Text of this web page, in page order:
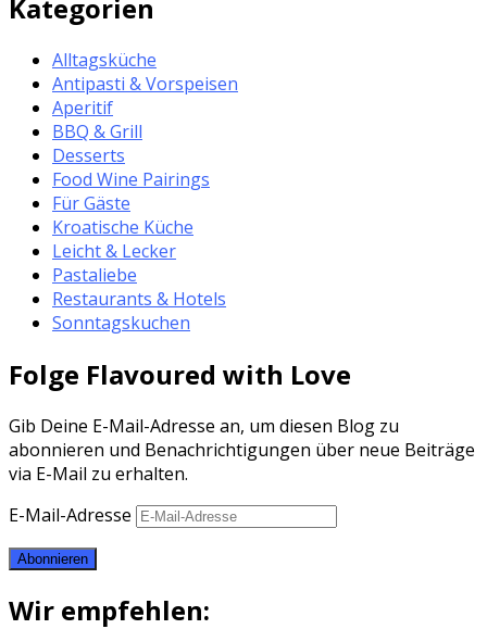
Kategorien
Alltagsküche
Antipasti & Vorspeisen
Aperitif
BBQ & Grill
Desserts
Food Wine Pairings
Für Gäste
Kroatische Küche
Leicht & Lecker
Pastaliebe
Restaurants & Hotels
Sonntagskuchen
Folge Flavoured with Love
Gib Deine E-Mail-Adresse an, um diesen Blog zu
abonnieren und Benachrichtigungen über neue Beiträge
via E-Mail zu erhalten.
E-Mail-Adresse
Abonnieren
Wir empfehlen: